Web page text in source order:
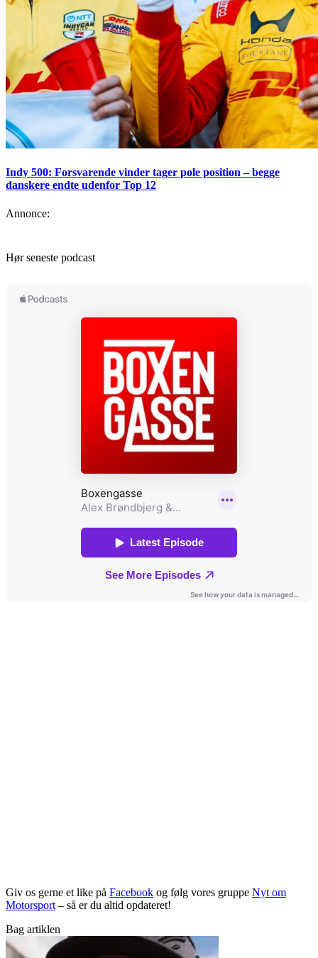
Indy 500: Forsvarende vinder tager pole position – begge
danskere endte udenfor Top 12
Annonce:
Hør seneste podcast
Giv os gerne et like på Facebook og følg vores gruppe Nyt om
Motorsport – så er du altid opdateret!
Bag artiklen